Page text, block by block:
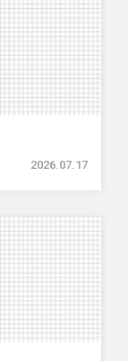
2026.07.17